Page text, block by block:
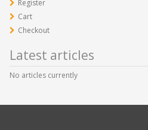
Register
Cart
Checkout
Latest articles
No articles currently